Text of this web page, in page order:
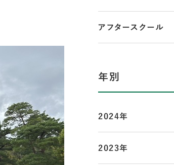
アフタースクール
年別
2024年
2023年